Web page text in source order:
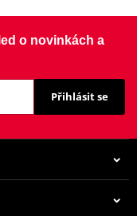
o novinkách a
Přihlásit se